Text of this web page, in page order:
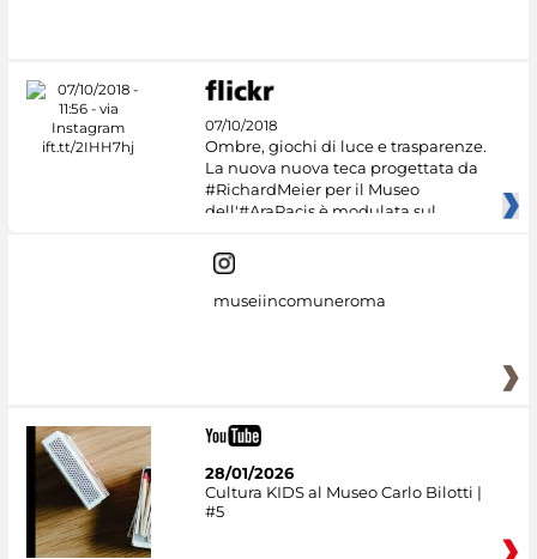
07/10/2018
Ombre, giochi di luce e trasparenze.
La nuova nuova teca progettata da
#RichardMeier per il Museo
dell'#AraPacis è modulata sul
museiincomuneroma
28/01/2026
Cultura KIDS al Museo Carlo Bilotti |
#5